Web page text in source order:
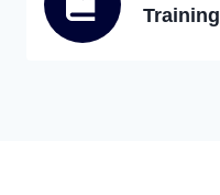
Training